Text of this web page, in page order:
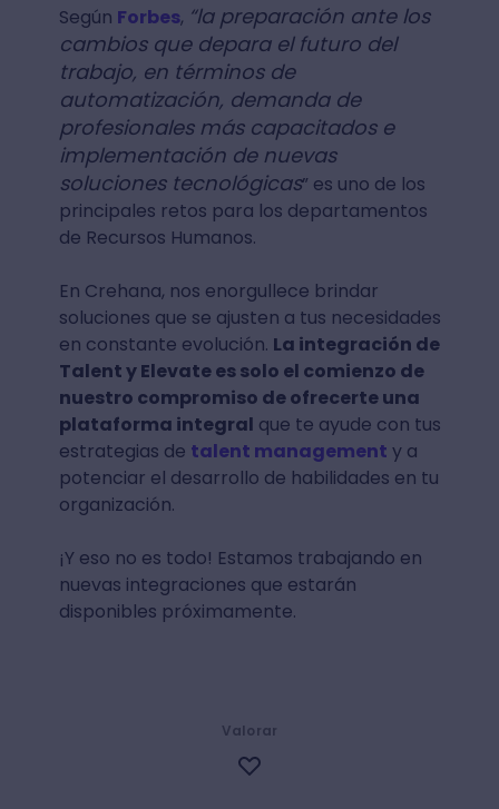
Según Forbes, “la preparación ante los
cambios que depara el futuro del
trabajo, en términos de
automatización, demanda de
profesionales más capacitados e
implementación de nuevas
soluciones tecnológicas” es uno de los
principales retos para los departamentos
de Recursos Humanos.
En Crehana, nos enorgullece brindar
soluciones que se ajusten a tus necesidades
en constante evolución. La integración de
Talent y Elevate es solo el comienzo de
nuestro compromiso de ofrecerte una
plataforma integral que te ayude con tus
estrategias de talent management y a
potenciar el desarrollo de habilidades en tu
organización.
¡Y eso no es todo! Estamos trabajando en
nuevas integraciones que estarán
disponibles próximamente.
Valorar